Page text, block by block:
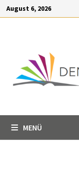
springen
August 6, 2026
MENÜ